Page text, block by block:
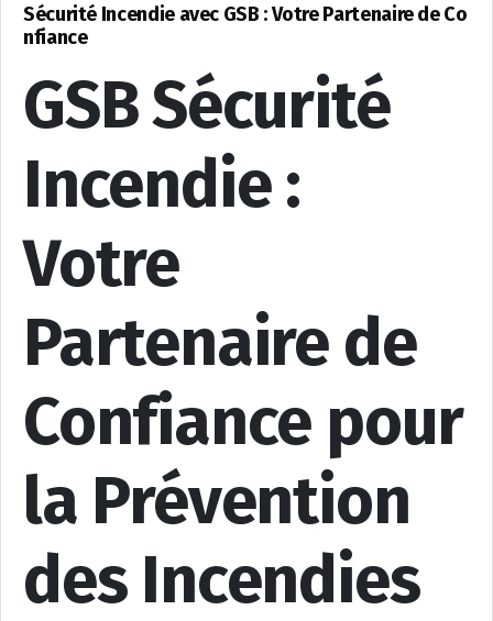
Sécurité Incendie avec GSB : Votre Partenaire de Co
nfiance
GSB Sécurité
Incendie :
Votre
Partenaire de
Confiance pour
la Prévention
des Incendies